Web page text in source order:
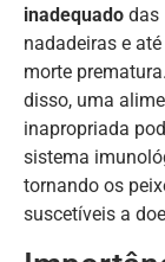
inadequado das
nadadeiras e
morte
disso, uma
inapropriada
sistema
tornando os
suscetíveis a